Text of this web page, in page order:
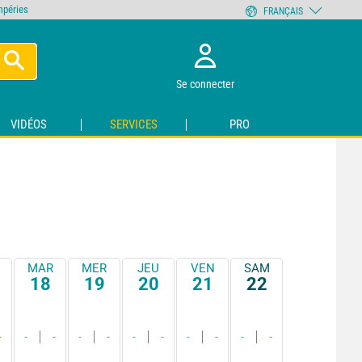
Se connecter
VIDÉOS SERVICES PRO
MAR
18
- -
MER
19
- -
JEU
20
- -
VEN
21
- -
SAM
22
- -
FRANÇAIS